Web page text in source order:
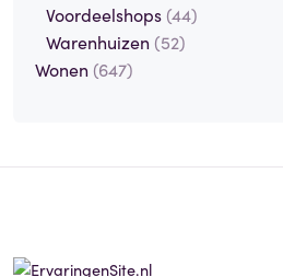
Voordeelshops (44)
Warenhuizen (52)
Wonen (647)